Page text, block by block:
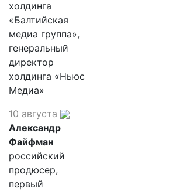
холдинга
«Балтийская
медиа группа»,
генеральный
директор
холдинга «Ньюс
Медиа»
10 августа
Александр
Файфман
российский
продюсер,
первый